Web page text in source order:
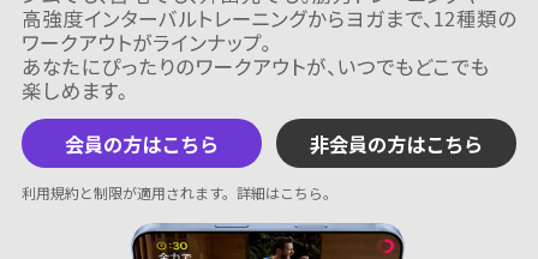
会員の方はこちら 非会員の方はこちら
利用規約と制限が適用されます。 詳細はこちら。